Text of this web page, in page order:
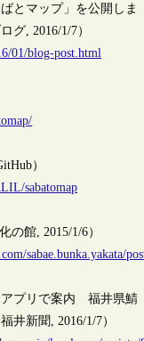
とマップ」を公開しま
グ, 2016/1/7）
01/blog-post.html
）
sabatomap
の館, 2015/1/6）
sabae.bunka.yakata/
アプリで案内 福井県鯖
井新聞, 2016/1/7）